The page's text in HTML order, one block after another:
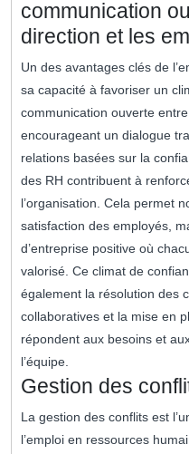
communication
direction et les
Un des avantages clés de
sa capacité à favoriser un
communication ouverte
encourageant un dialogue
relations basées sur la
des RH contribuent à
l’organisation. Cela permet
satisfaction des employés,
d’entreprise positive où
valorisé. Ce climat de
également la résolution des
collaboratives et la mise en
répondent aux besoins et
l’équipe.
Gestion des
La gestion des conflits est
l’emploi en ressources